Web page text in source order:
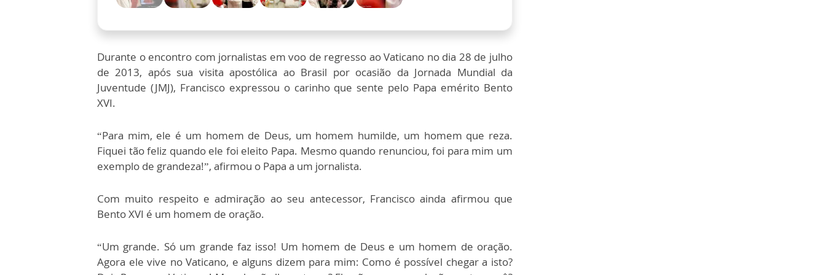
Durante o encontro com jornalistas em voo de regresso ao Vaticano no dia 28 de julho
de 2013, após sua visita apostólica ao Brasil por ocasião da Jornada Mundial da
Juventude (JMJ), Francisco expressou o carinho que sente pelo Papa emérito Bento
XVI.
“Para mim, ele é um homem de Deus, um homem humilde, um homem que reza.
Fiquei tão feliz quando ele foi eleito Papa. Mesmo quando renunciou, foi para mim um
exemplo de grandeza!”, afirmou o Papa a um jornalista.
Com muito respeito e admiração ao seu antecessor, Francisco ainda afirmou que
Bento XVI é um homem de oração.
“Um grande. Só um grande faz isso! Um homem de Deus e um homem de oração.
Agora ele vive no Vaticano, e alguns dizem para mim: Como é possível chegar a isto?